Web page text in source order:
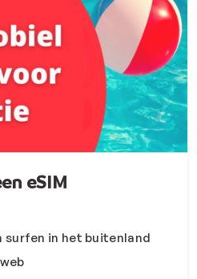
eSIM
surfen in het buitenland